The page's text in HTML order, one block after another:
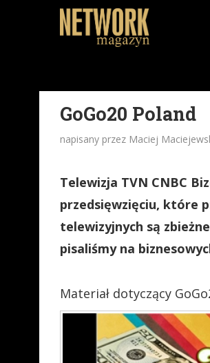
GoGo20 Poland
napisany przez Maciej
Telewizja TVN CNBC
przedsięwzięciu, które
telewizyjnych są
pisaliśmy na
Materiał dotyczący